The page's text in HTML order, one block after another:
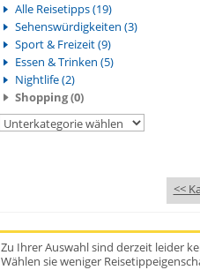
Alle Reisetipps (19)
Sehenswürdigkeiten (3)
Sport & Freizeit (9)
Essen & Trinken (5)
Nightlife (2)
Shopping (0)
<<
Zu Ihrer Auswahl sind derzeit leider
Wählen sie weniger